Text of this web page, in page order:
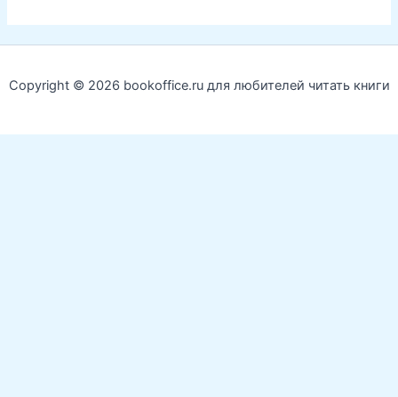
Copyright © 2026 bookoffice.ru для любителей читать книги